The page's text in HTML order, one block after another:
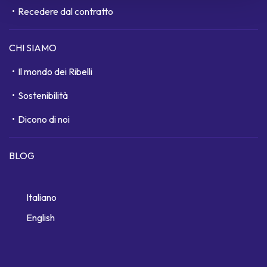
Recedere dal contratto
CHI SIAMO
Il mondo dei Ribelli
Sostenibilità
Dicono di noi
BLOG
Italiano
English